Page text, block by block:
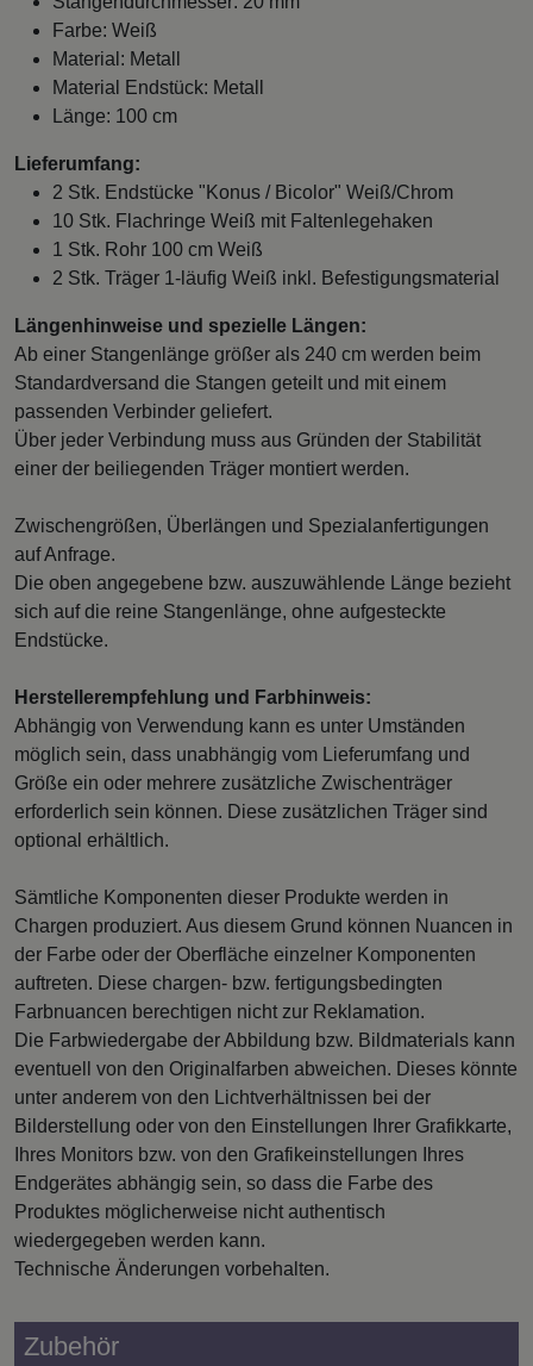
Farbe: Weiß
Material: Metall
Material Endstück: Metall
Länge: 100 cm
Lieferumfang:
2 Stk. Endstücke "Konus / Bicolor" Weiß/Chrom
10 Stk. Flachringe Weiß mit Faltenlegehaken
1 Stk. Rohr 100 cm Weiß
2 Stk. Träger 1-läufig Weiß inkl. Befestigungsmaterial
Längenhinweise und spezielle Längen:
Ab einer Stangenlänge größer als 240 cm werden beim
Standardversand die Stangen geteilt und mit einem
passenden Verbinder geliefert.
Über jeder Verbindung muss aus Gründen der Stabilität
einer der beiliegenden Träger montiert werden.
Zwischengrößen, Überlängen und Spezialanfertigungen
auf Anfrage.
Die oben angegebene bzw. auszuwählende Länge bezieht
sich auf die reine Stangenlänge, ohne aufgesteckte
Endstücke.
Herstellerempfehlung und Farbhinweis:
Abhängig von Verwendung kann es unter Umständen
möglich sein, dass unabhängig vom Lieferumfang und
Größe ein oder mehrere zusätzliche Zwischenträger
erforderlich sein können. Diese zusätzlichen Träger sind
optional erhältlich.
Sämtliche Komponenten dieser Produkte werden in
Chargen produziert. Aus diesem Grund können Nuancen in
der Farbe oder der Oberfläche einzelner Komponenten
auftreten. Diese chargen- bzw. fertigungsbedingten
Farbnuancen berechtigen nicht zur Reklamation.
Die Farbwiedergabe der Abbildung bzw. Bildmaterials kann
eventuell von den Originalfarben abweichen. Dieses könnte
unter anderem von den Lichtverhältnissen bei der
Bilderstellung oder von den Einstellungen Ihrer Grafikkarte,
Ihres Monitors bzw. von den Grafikeinstellungen Ihres
Endgerätes abhängig sein, so dass die Farbe des
Produktes möglicherweise nicht authentisch
wiedergegeben werden kann.
Technische Änderungen vorbehalten.
Zubehör